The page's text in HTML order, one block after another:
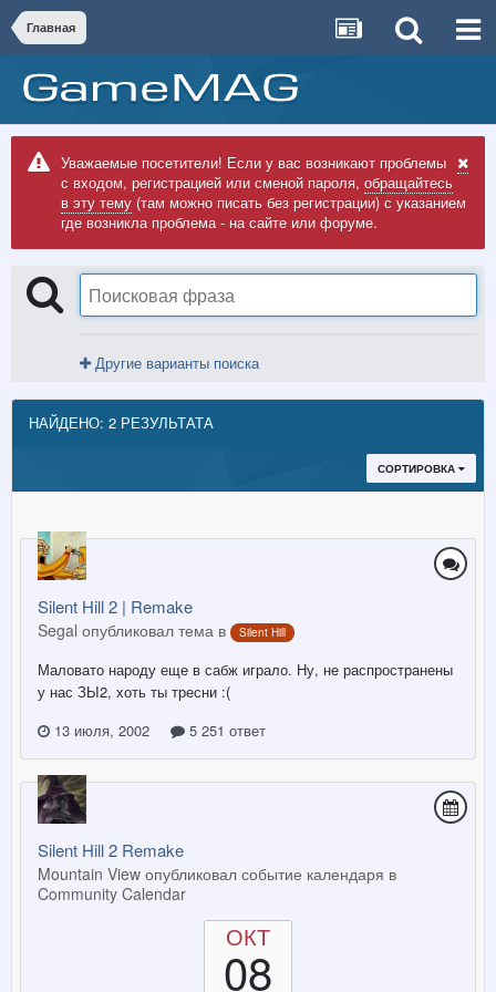
Главная
Уважаемые посетители! Если у вас возникают проблемы
с входом, регистрацией или сменой пароля, обращайтесь
в эту тему (там можно писать без регистрации) с указанием
где возникла проблема - на сайте или форуме.
Другие варианты поиска
НАЙДЕНО: 2 РЕЗУЛЬТАТА
СОРТИРОВКА
Silent Hill 2 | Remake
Segal опубликовал тема в Silent Hill
Маловато народу еще в сабж играло. Ну, не распространены
у нас ЗЫ2, хоть ты тресни :(
13 июля, 2002
5 251 ответ
Silent Hill 2 Remake
Mountain View опубликовал событие календаря в
Community Calendar
ОКТ
08